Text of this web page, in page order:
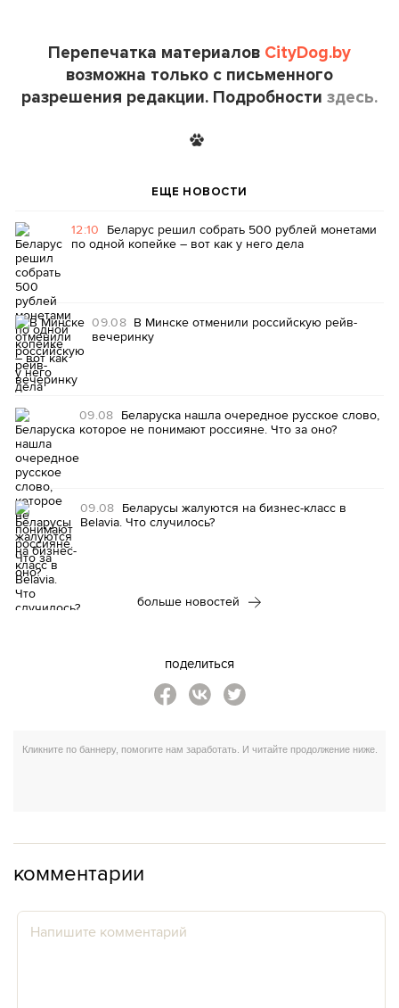
Перепечатка материалов CityDog.by
возможна только с письменного
разрешения редакции. Подробности здесь.
ЕЩЕ НОВОСТИ
12:10 Беларус решил собрать 500 рублей монетами
по одной копейке – вот как у него дела
09.08 В Минске отменили российскую рейв-
вечеринку
09.08 Беларуска нашла очередное русское слово,
которое не понимают россияне. Что за оно?
09.08 Беларусы жалуются на бизнес-класс в
Belavia. Что случилось?
больше новостей
поделиться
комментарии